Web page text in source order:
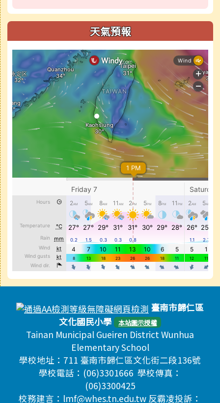
天氣預報
頁尾區域內容
臺南市歸仁區
文化國民小學 本站圖示授權
Tainan Municipal Gueiren District Wunhua
Elementary School
學校地址：711 臺南市歸仁區文化街二段136號
學校電話：(06)3301666 學校傳真：
(06)3300425
校務建言：lmf@whes.tn.edu.tw 反霸凌投訴：